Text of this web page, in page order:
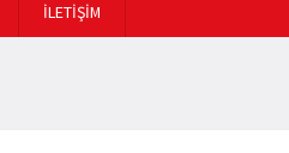
İLETİŞİM